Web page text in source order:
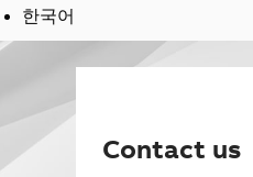
한국어
Contact us